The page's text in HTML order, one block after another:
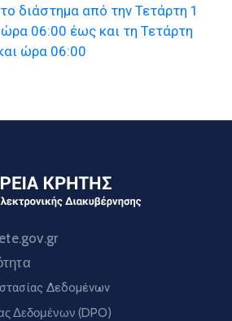
διάστημα από την Τετάρτη 1
ώρα 06:00 έως και τη Τετάρτη
ώρα 06:00
Δεδομένων
Δεδομένων (DPO)